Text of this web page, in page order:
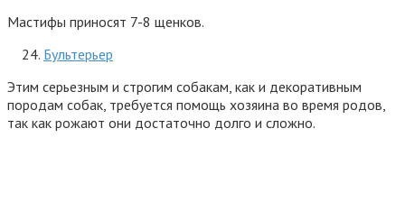
Мастифы приносят 7-8 щенков.
Бультерьер
Этим серьезным и строгим собакам, как и декоративным
породам собак, требуется помощь хозяина во время родов,
так как рожают они достаточно долго и сложно.